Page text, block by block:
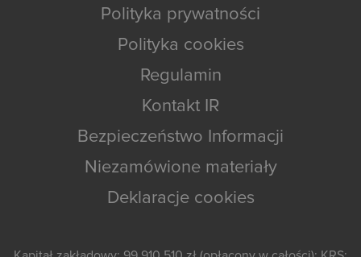
Polityka prywatności
Polityka cookies
Regulamin
Kontakt IR
Bezpieczeństwo Informacji
Niezamówione materiały
Deklaracje cookies